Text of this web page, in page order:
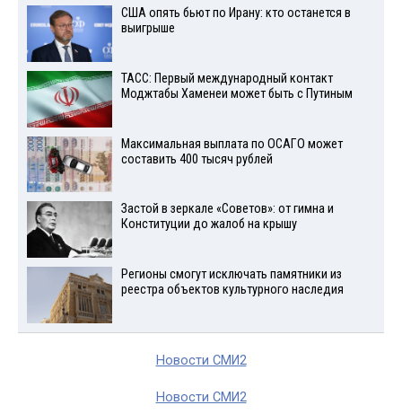
США опять бьют по Ирану: кто останется в
выигрыше
ТАСС: Первый международный контакт
Моджтабы Хаменеи может быть с Путиным
Максимальная выплата по ОСАГО может
составить 400 тысяч рублей
Застой в зеркале «Советов»: от гимна и
Конституции до жалоб на крышу
Регионы смогут исключать памятники из
реестра объектов культурного наследия
Новости СМИ2
Новости СМИ2